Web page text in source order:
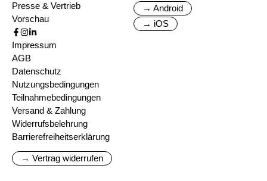
Presse & Vertrieb
Vorschau
→ Android
→ iOS
Impressum
AGB
Datenschutz
Nutzungsbedingungen
Teilnahmebedingungen
Versand & Zahlung
Widerrufsbelehrung
Barrierefreiheitserklärung
→ Vertrag widerrufen